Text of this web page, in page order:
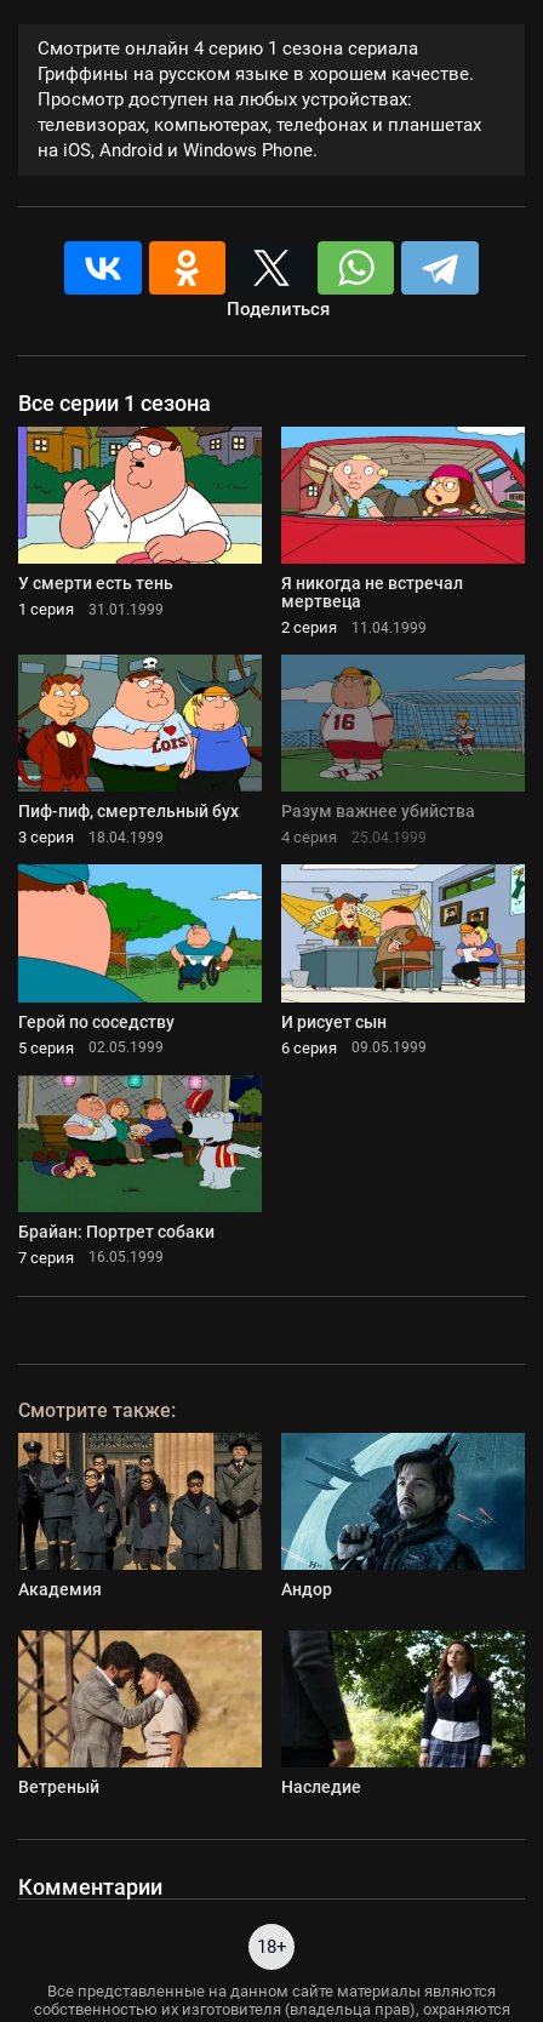
Смотрите онлайн 4 серию 1 сезона сериала
Гриффины на русском языке в хорошем качестве.
Просмотр доступен на любых устройствах:
телевизорах, компьютерах, телефонах и планшетах
на iOS, Android и Windows Phone.
Поделиться
Все серии 1 сезона
У смерти есть тень
1 серия 31.01.1999
Я никогда не встречал
мертвеца
2 серия 11.04.1999
Пиф-пиф, смертельный бух
3 серия 18.04.1999
Разум важнее убийства
4 серия 25.04.1999
Герой по соседству
5 серия 02.05.1999
И рисует сын
6 серия 09.05.1999
Брайан: Портрет собаки
7 серия 16.05.1999
Смотрите также:
Академия Андор
Ветреный Наследие
Комментарии
18+
Все представленные на данном сайте материалы являются
собственностью их изготовителя (владельца прав), охраняются